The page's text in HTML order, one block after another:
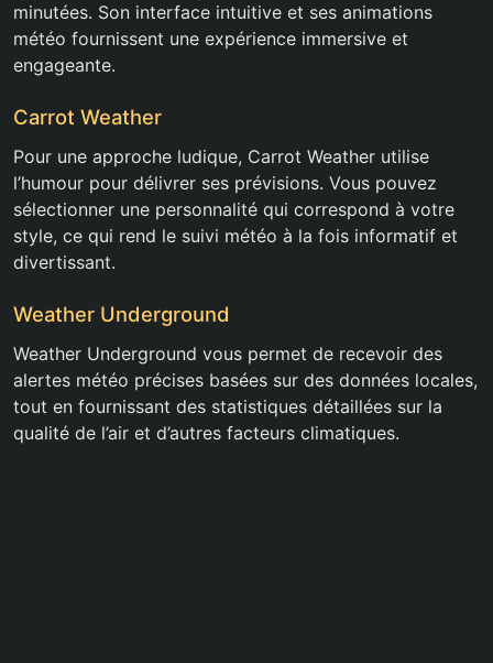
minutées. Son interface intuitive et ses animations
météo fournissent une expérience immersive et
engageante.
Carrot Weather
Pour une approche ludique, Carrot Weather utilise
l’humour pour délivrer ses prévisions. Vous pouvez
sélectionner une personnalité qui correspond à votre
style, ce qui rend le suivi météo à la fois informatif et
divertissant.
Weather Underground
Weather Underground vous permet de recevoir des
alertes météo précises basées sur des données locales,
tout en fournissant des statistiques détaillées sur la
qualité de l’air et d’autres facteurs climatiques.